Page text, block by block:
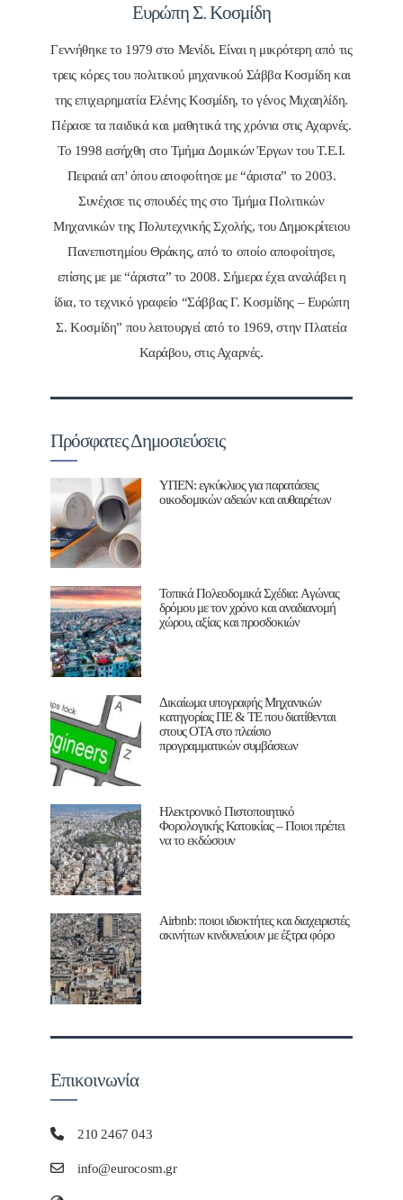
Ευρώπη Σ. Κοσμίδη
Γεννήθηκε το 1979 στο Μενίδι. Είναι η μικρότερη από τις
τρεις κόρες του πολιτικού μηχανικού Σάββα Κοσμίδη και
της επιχειρηματία Ελένης Κοσμίδη, το γένος Μιχαηλίδη.
Πέρασε τα παιδικά και μαθητικά της χρόνια στις Αχαρνές.
Το 1998 εισήχθη στο Τμήμα Δομικών Έργων του Τ.Ε.Ι.
Πειραιά απ' όπου αποφοίτησε με “άριστα” το 2003.
Συνέχισε τις σπουδές της στο Τμήμα Πολιτικών
Μηχανικών της Πολυτεχνικής Σχολής, του Δημοκρίτειου
Πανεπιστημίου Θράκης, από το οποίο αποφοίτησε,
επίσης με με “άριστα” το 2008. Σήμερα έχει αναλάβει η
ίδια, το τεχνικό γραφείο “Σάββας Γ. Κοσμίδης – Ευρώπη
Σ. Κοσμίδη” που λειτουργεί από το 1969, στην Πλατεία
Καράβου, στις Αχαρνές.
Πρόσφατες Δημοσιεύσεις
ΥΠΕΝ: εγκύκλιος για παρατάσεις
οικοδομικών αδειών και αυθαιρέτων
Τοπικά Πολεοδομικά Σχέδια: Aγώνας
δρόμου με τον χρόνο και αναδιανομή
χώρου, αξίας και προσδοκιών
Δικαίωμα υπογραφής Μηχανικών
κατηγορίας ΠΕ & ΤΕ που διατίθενται
στους ΟΤΑ στο πλαίσιο
προγραμματικών συμβάσεων
Ηλεκτρονικό Πιστοποιητικό
Φορολογικής Κατοικίας – Ποιοι πρέπει
να το εκδώσουν
Airbnb: ποιοι ιδιοκτήτες και διαχειριστές
ακινήτων κινδυνεύουν με έξτρα φόρο
Επικοινωνία
210 2467 043
info@eurocosm.gr